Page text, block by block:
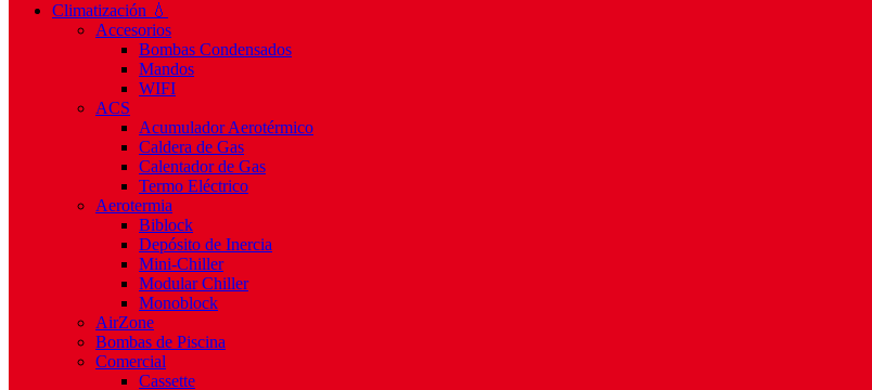
Climatización 💧
Accesorios
Bombas Condensados
Mandos
WIFI
ACS
Acumulador Aerotérmico
Caldera de Gas
Calentador de Gas
Termo Eléctrico
Aerotermia
Biblock
Depósito de Inercia
Mini-Chiller
Modular Chiller
Monoblock
AirZone
Bombas de Piscina
Comercial
Cassette